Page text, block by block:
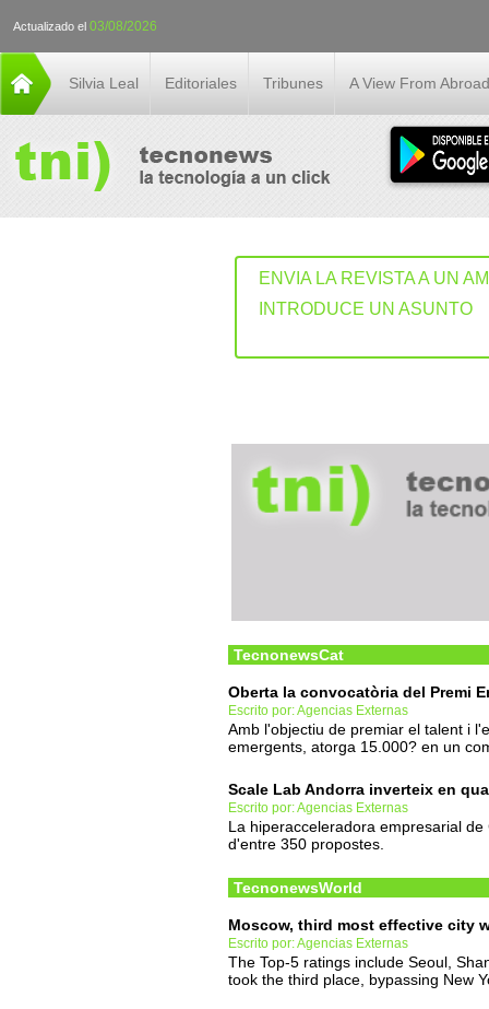
Actualizado el 03/08/2026
Silvia Leal Editoriales Tribunes A View From Abroad
ENVIA LA REVISTA A UN
INTRODUCE UN ASUNTO
TecnonewsCat
Oberta la convocatòria del Premi
Escrito por: Agencias Externas
Amb l'objectiu de premiar el talent i
emergents, atorga 15.000? en un
Scale Lab Andorra inverteix en
Escrito por: Agencias Externas
La hiperacceleradora empresarial
d'entre 350 propostes.
TecnonewsWorld
Moscow, third most effective city
Escrito por: Agencias Externas
The Top-5 ratings include Seoul,
took the third place, bypassing New